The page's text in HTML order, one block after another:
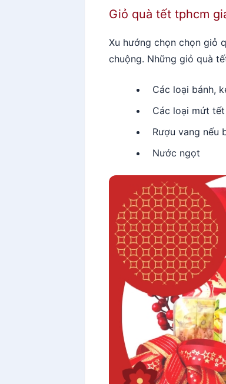
Giỏ quà tết tphcm
Xu hướng chọn chọn giỏ
chuộng. Những giỏ quà
Các loại bánh,
Các loại mứt
Rượu vang nếu
Nước ngọt